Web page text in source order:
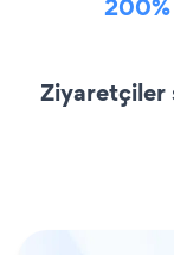
Ziyaretçiler